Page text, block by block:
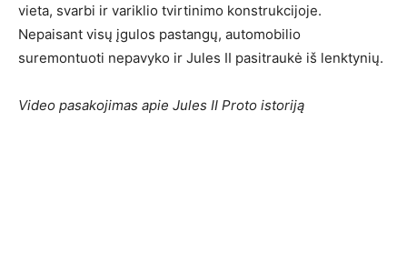
vieta, svarbi ir variklio tvirtinimo konstrukcijoje.
Nepaisant visų įgulos pastangų, automobilio
suremontuoti nepavyko ir Jules II pasitraukė iš lenktynių.
Video pasakojimas apie Jules II Proto istoriją